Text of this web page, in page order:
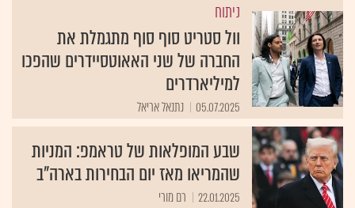
ניתוח
וול סטריט סוף סוף מתגמלת את
החברה של שני האאוטסיידרים שהפכו
למיליארדרים
05.07.2025 נתנאל אריאל
שבע המופלאות של טראמפ: המניות
שהמריאו מאז יום הבחירות בארה"ב
22.01.2025 רם מורי